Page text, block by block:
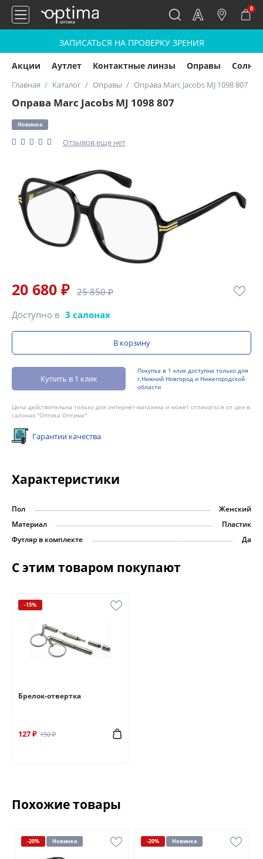
0
ЗАПИСАТЬСЯ НА ПРОВЕРКУ ЗРЕНИЯ
Акции Аутлет Контактные линзы Оправы
Главная Каталог Оправы Оправа Marc Jacobs MJ 1098 807
Оправа Marc Jacobs MJ 1098 807
Новинка
Отзывов еще нет
20 680 ₽ 25 850 ₽
Доступно в 3 салонах
В корзину
Купить в 1 клик
Покупка в 1 клик доступна только для
г.Нижний Новгород и Нижегородской
области
Цена действительна только для интернет-магазина и может отличаться от цен в
салонах "Оптика Оптима"
Гарантии качества
Характеристики
Пол
Женский
Материал
Пластик
Футляр в комплекте
Да
С этим товаром покупают
-15%
Брелок-отвертка
127 ₽ 150 ₽
Похожие товары
-20% Новинка -20% Новинка